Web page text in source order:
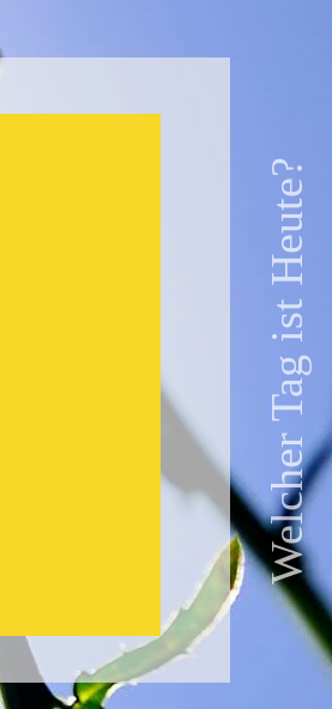
Welcher Tag ist Heute?